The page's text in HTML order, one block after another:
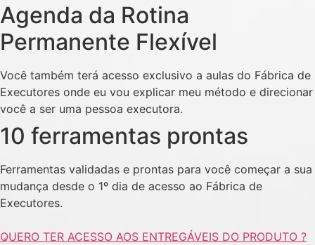
Agenda da Rotina
Permanente Flexível
Você também terá acesso exclusivo a aulas do Fábrica de
Executores onde eu vou explicar meu método e direcionar
você a ser uma pessoa executora.
10 ferramentas prontas
Ferramentas validadas e prontas para você começar a sua
mudança desde o 1º dia de acesso ao Fábrica de
Executores.
QUERO TER ACESSO AOS ENTREGÁVEIS DO PRODUTO ?